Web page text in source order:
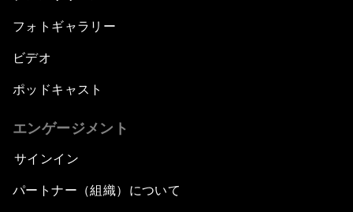
フォトギャラリー
ビデオ
ポッドキャスト
エンゲージメント
サインイン
パートナー（組織）について